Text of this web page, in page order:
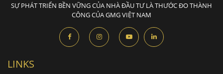
SỰ PHÁT TRIỂN BỀN VỮNG CỦA NHÀ ĐẦU TƯ LÀ THƯỚC ĐO THÀNH
CÔNG CỦA GMG VIỆT NAM
LINKS